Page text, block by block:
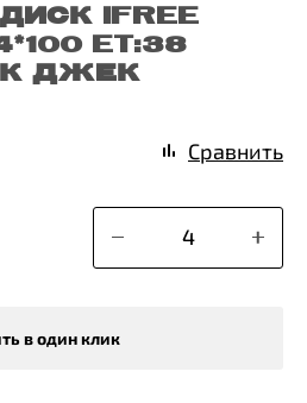
IFREE
ET:38
ДЖЕК
в один клик
Сравнить